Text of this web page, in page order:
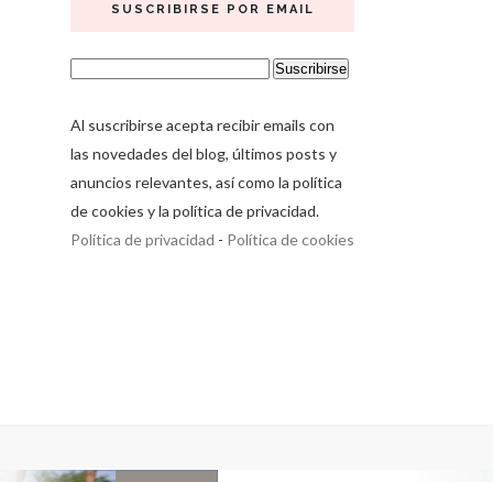
SUSCRIBIRSE POR EMAIL
Al suscribirse acepta recibir emails con
las novedades del blog, últimos posts y
anuncios relevantes, así como la política
de cookies y la política de privacidad.
Política de privacidad - Política de cookies